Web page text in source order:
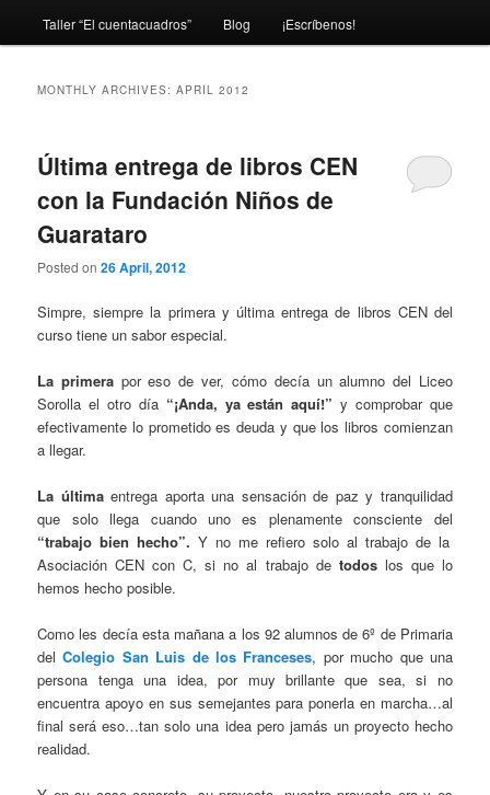
primary
content
secondary
content
Taller “El cuentacuadros” Blog ¡Escríbenos!
MONTHLY ARCHIVES:APRIL 2012
Última entrega de libros CEN
con la Fundación Niños de
Guarataro
Posted on26 April, 2012
Simpre, siempre la primera y última entrega de libros CEN del
curso tiene un sabor especial.
La primerapor eso de ver, cómo decía un alumno del Liceo
Sorolla el otro día“¡Anda, ya están aquí!” y comprobar que
efectivamente lo prometido es deuda y que los libros comienzan
a llegar.
La últimaentrega aporta una sensación de paz y tranquilidad
que solo llega cuando uno es plenamente consciente del
“trabajo bien hecho”. Y no me refiero solo al trabajo de la
Asociación CEN con C, si no al trabajo detodoslos que lo
hemos hecho posible.
Como les decía esta mañana a los 92 alumnos de 6º de Primaria
delColegio San Luis de los Franceses, por mucho que una
persona tenga una idea, por muy brillante que sea, si no
encuentra apoyo en sus semejantes para ponerla en marcha…al
final será eso…tan solo una idea pero jamás un proyecto hecho
realidad.